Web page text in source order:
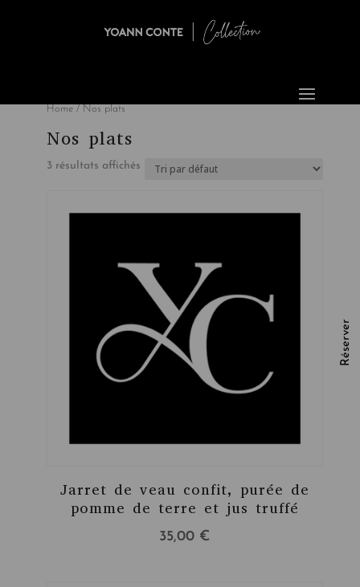
Home / Nos plats
Nos plats
3 résultats affichés
Jarret de veau confit, purée de
pomme de terre et jus truffé
35,00 €
Réserver